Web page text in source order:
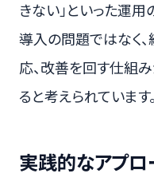
きない」といった運
導入の問題ではなく
応、改善を回す仕組
ると考えられています。
実践的なアプ